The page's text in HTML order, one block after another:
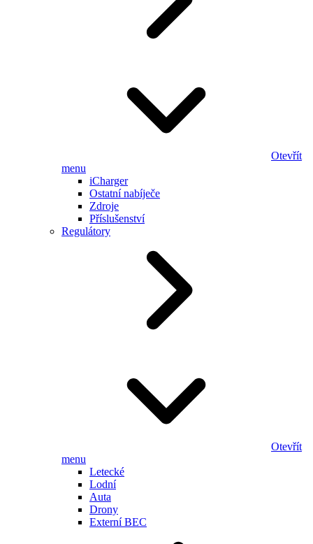
Otevřít
menu
iCharger
Ostatní nabíječe
Zdroje
Příslušenství
Regulátory
Otevřít
menu
Letecké
Lodní
Auta
Drony
Externí BEC